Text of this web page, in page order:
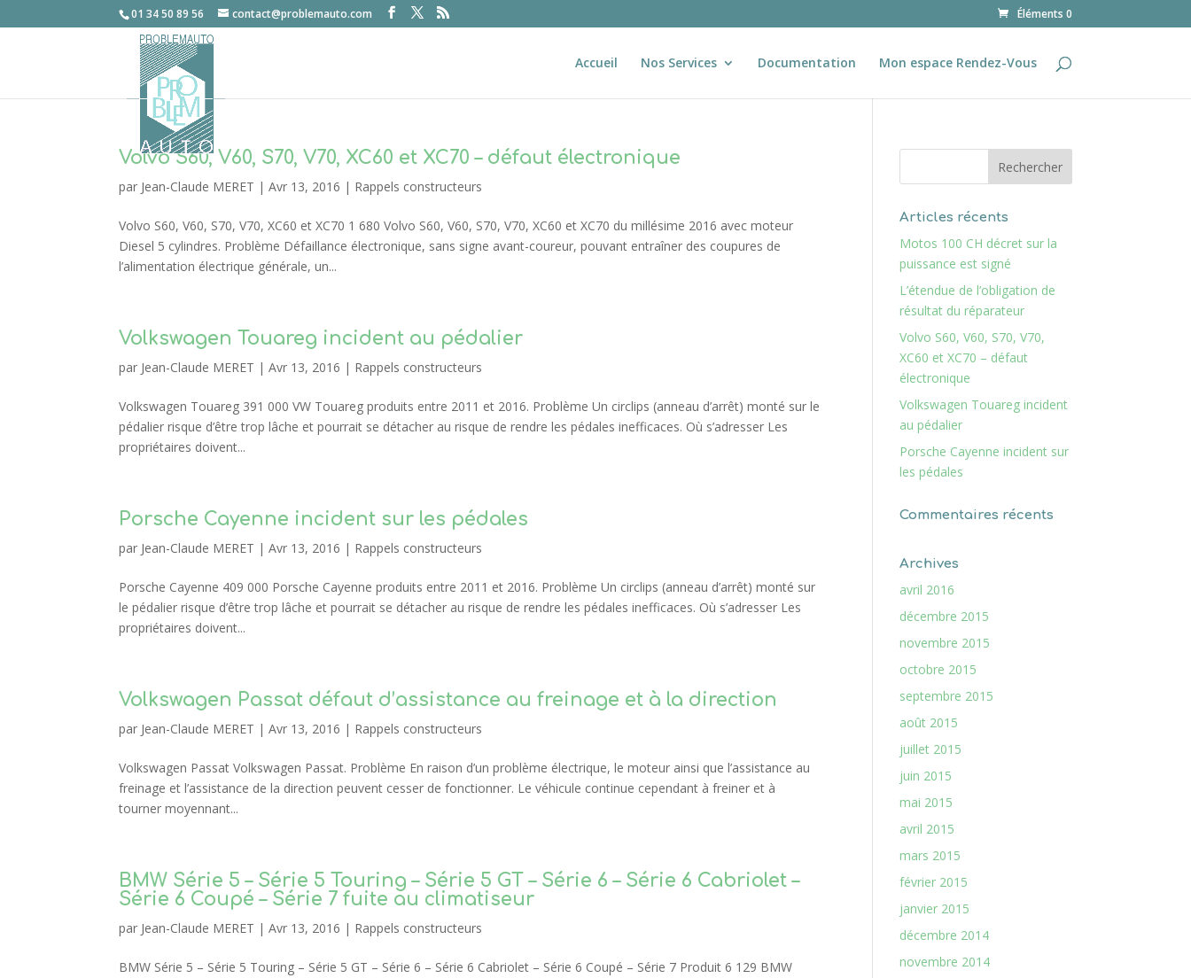
01 34 50 89 56 contact@problemauto.com Éléments 0
Accueil Nos Services Documentation Mon espace Rendez-Vous
Volvo S60, V60, S70, V70, XC60 et XC70 – défaut électronique
par Jean-Claude MERET |Avr 13, 2016 | Rappels constructeurs
Volvo S60, V60, S70, V70, XC60 et XC70 1 680 Volvo S60, V60, S70, V70, XC60 et XC70 du millésime 2016 avec moteur
Diesel 5 cylindres. Problème Défaillance électronique, sans signe avant-coureur, pouvant entraîner des coupures de
l’alimentation électrique générale, un...
Volkswagen Touareg incident au pédalier
par Jean-Claude MERET |Avr 13, 2016 | Rappels constructeurs
Volkswagen Touareg 391 000 VW Touareg produits entre 2011 et 2016. Problème Un circlips (anneau d’arrêt) monté sur le
pédalier risque d’être trop lâche et pourrait se détacher au risque de rendre les pédales inefficaces. Où s’adresser Les
propriétaires doivent...
Porsche Cayenne incident sur les pédales
par Jean-Claude MERET |Avr 13, 2016 | Rappels constructeurs
Porsche Cayenne 409 000 Porsche Cayenne produits entre 2011 et 2016. Problème Un circlips (anneau d’arrêt) monté sur
le pédalier risque d’être trop lâche et pourrait se détacher au risque de rendre les pédales inefficaces. Où s’adresser Les
propriétaires doivent...
Volkswagen Passat défaut d’assistance au freinage et à la direction
par Jean-Claude MERET |Avr 13, 2016 | Rappels constructeurs
Volkswagen Passat Volkswagen Passat. Problème En raison d’un problème électrique, le moteur ainsi que l’assistance au
freinage et l’assistance de la direction peuvent cesser de fonctionner. Le véhicule continue cependant à freiner et à
tourner moyennant...
BMW Série 5 – Série 5 Touring – Série 5 GT – Série 6 – Série 6 Cabriolet –
Série 6 Coupé – Série 7 fuite au climatiseur
par Jean-Claude MERET |Avr 13, 2016 | Rappels constructeurs
BMW Série 5 – Série 5 Touring – Série 5 GT – Série 6 – Série 6 Cabriolet – Série 6 Coupé – Série 7 Produit 6 129 BMW
Articles récents
Motos 100 CH décret sur la
puissance est signé
L’étendue de l’obligation de
résultat du réparateur
Volvo S60, V60, S70, V70,
XC60 et XC70 – défaut
électronique
Volkswagen Touareg incident
au pédalier
Porsche Cayenne incident sur
les pédales
Commentaires récents
Archives
avril 2016
décembre 2015
novembre 2015
octobre 2015
septembre 2015
août 2015
juillet 2015
juin 2015
mai 2015
avril 2015
mars 2015
février 2015
janvier 2015
décembre 2014
novembre 2014